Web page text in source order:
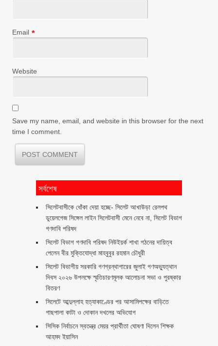
Email *
Website
Save my name, email, and website in this browser for the next
time I comment.
সর্বশেষ
‎সিলেটবাসীকে ধোঁকা দেয়া হচ্ছে- সিলেট আখাউড়া রেলপথ
ডুয়েলগেজ সিঙ্গেল লাইন সিলেটবাসী মেনে নেবে না, সিলেট বিভাগ
গণদাবি পরিষদ
সিলেট বিভাগ গণদাবি পরিষদ নিউইয়র্ক শাখা গঠনের দায়িত্ব
পেলেন বীর মুক্তিযোদ্ধা মাহবুবুর রহমান চৌধুরী ‎ ‎
সিলেট বিভাগীয় সরকারি গণগ্রন্থাগারের জুলাই গণঅভ্যুত্থান
দিবস ২০২৬ উপলক্ষে স্মৃতিচারণমূলক আলোচনা সভা ও পুরষ্কার
বিতরণ ‎ ‎
সিলেটে আব্দুল্লাহ হত্যাকাণ্ডের পর আসামিপক্ষের বাড়িতে
গাছপালা কাটা ও দোকান দখলের অভিযোগ
সিসিক নির্বাচনে স্বতন্ত্র মেয়র প্রার্থীতা ঘোষণা দিলেন শিক্ষক
আহমদ ইয়াসিন